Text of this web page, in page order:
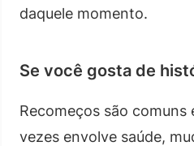
daquele momento.
Se você gosta de
Recomeços são comuns
vezes envolve saúde,